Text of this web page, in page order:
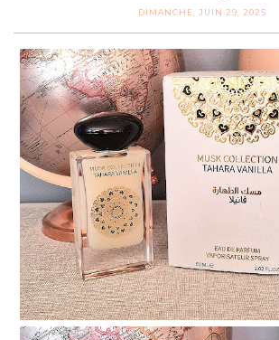
DIMANCHE, JUIN 29, 2025